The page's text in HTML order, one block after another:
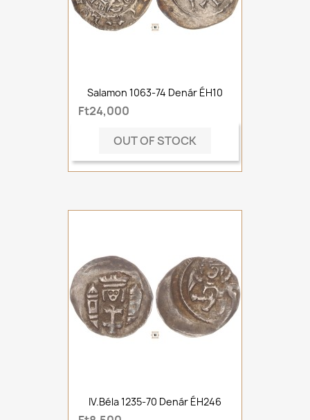
Salamon 1063-74 Denár ÉH10
Ft24,000
OUT OF STOCK
IV.Béla 1235-70 Denár ÉH246